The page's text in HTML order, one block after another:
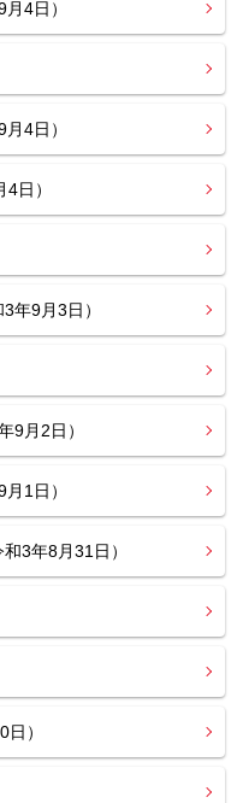
4日）
4日）
日）
年9月3日）
9月2日）
1日）
3年8月31日）
）